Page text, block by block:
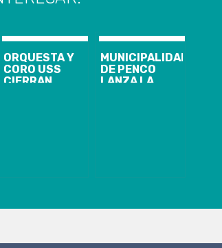
ORQUESTA Y
CORO USS
CIERRAN
MUNICIPALIDAD
DE PENCO
LANZA LA